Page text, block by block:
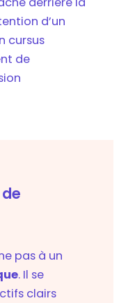
d’un
cursus
de
pas à un
. Il se
clairs